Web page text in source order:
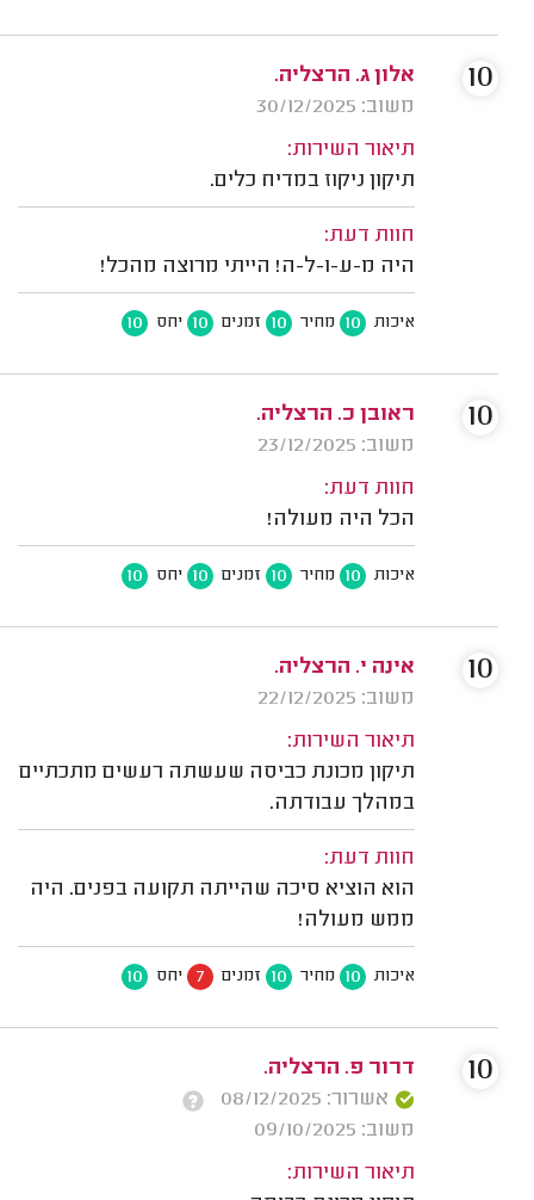
אלון ג. הרצליה.
משוב: 30/12/2025
תיאור השירות:
תיקון ניקוז במדיח כלים.
חוות דעת:
היה מ-ע-ו-ל-ה! הייתי מרוצה מהכל!
איכות 10 מחיר 10 זמנים 10 יחס 10
10
ראובן כ. הרצליה.
משוב: 23/12/2025
חוות דעת:
הכל היה מעולה!
איכות 10 מחיר 10 זמנים 10 יחס 10
10
אינה י. הרצליה.
משוב: 22/12/2025
תיאור השירות:
תיקון מכונת כביסה שעשתה רעשים מתכתיים
במהלך עבודתה.
חוות דעת:
הוא הוציא סיכה שהייתה תקועה בפנים. היה
ממש מעולה!
איכות 10 מחיר 10 זמנים 7 יחס 10
10
דרור פ. הרצליה.
אשרור: 08/12/2025
משוב: 09/10/2025
תיאור השירות:
10